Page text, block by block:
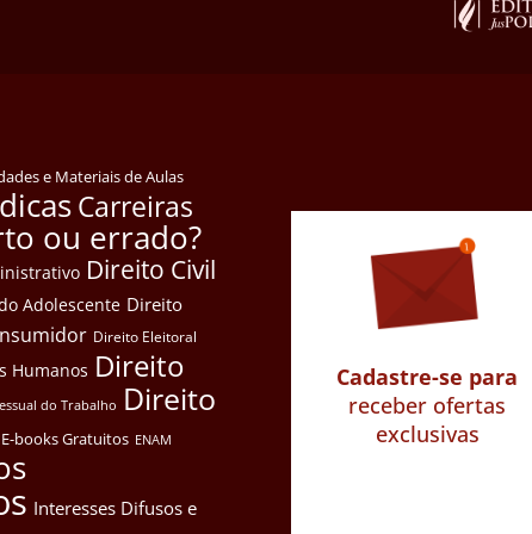
e Materiais de Aulas
Carreiras
ou errado?
Direito Civil
Adolescente Direito
Direito Eleitoral
Humanos Direito
do Trabalho Direito
E-books Gratuitos ENAM
Interesses Difusos e
Cadastre-se para
receber ofertas
exclusivas